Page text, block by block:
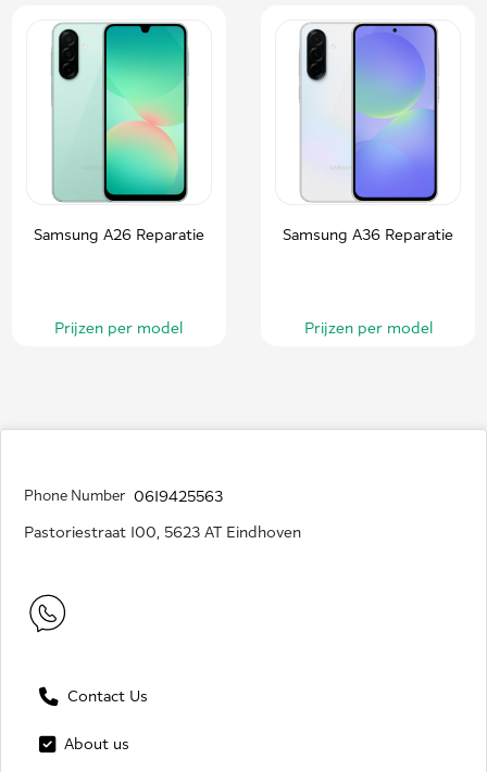
Samsung A26 Reparatie
Prijzen per model
Samsung A36 Reparatie
Prijzen per model
Phone Number 0619425563
Pastoriestraat 100, 5623 AT Eindhoven
Contact Us
About us